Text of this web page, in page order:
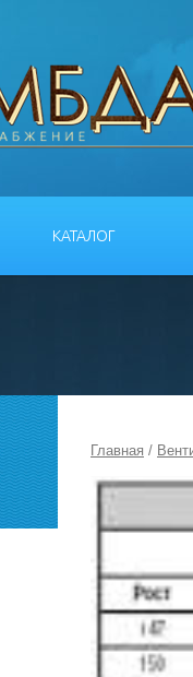
КАТАЛОГ
Главная /